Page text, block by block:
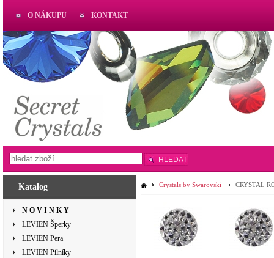
Katalog
N O V I N K Y
LEVIEN Šperky
LEVIEN Pera
LEVIEN Pilníky
Crystals by Swarovski CRYSTAL
O NÁKUPU KONTAKT
AKTUAL
www.aktual-koralky.cz
HLEDAT